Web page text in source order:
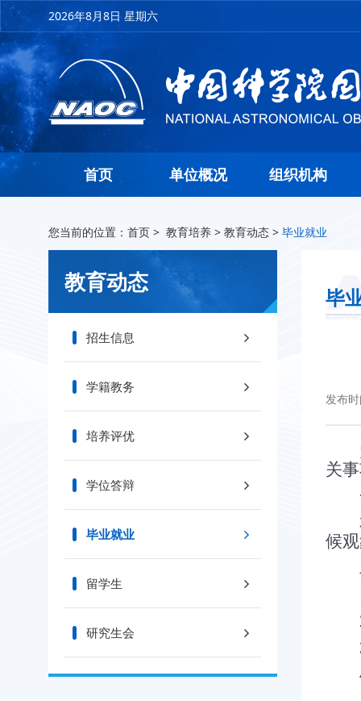
2026年8月8日 星期六
首页 单位概况 组织机构
您当前的位置： 首页 > 教育培养 > 教育动态 > 毕业就业
教育动态
招生信息
学籍教务
培养评优
学位答辩
毕业就业
留学生
研究生会
毕
发布
为
关
本
候
二